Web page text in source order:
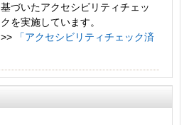
基づいたアクセシビリティチェッ
クを実施しています。
>>
「アクセシビリティチェック済